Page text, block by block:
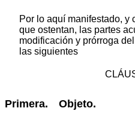
Por lo aquí manifestado, y
que ostentan, las partes
modificación y prórroga
las siguientes
Primera. Objeto.